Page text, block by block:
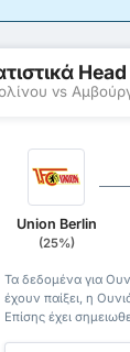
vs
Union Berlin
(25%)
Τα δεδομένα για
έχουν παίξει, η
Επίσης έχει